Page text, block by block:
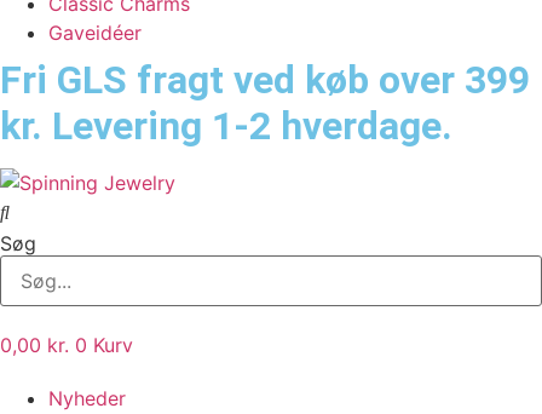
Gaveidéer
Fri GLS fragt ved køb over 399
kr. Levering 1-2 hverdage.
Søg
0,00 kr. 0 Kurv
Nyheder